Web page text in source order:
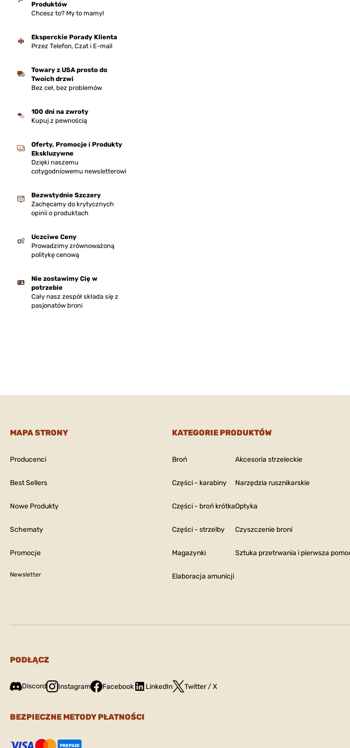
Produktów
Chcesz to? My to mamy!
Eksperckie Porady Klienta
Przez Telefon, Czat i E-mail
Towary z USA prosto do
Twoich drzwi
Bez ceł, bez problemów
100 dni na zwroty
Kupuj z pewnością
Oferty, Promocje i Produkty
Ekskluzywne
Dzięki naszemu
cotygodniowemu newsletterowi
Bezwstydnie Szczery
Zachęcamy do krytycznych
opinii o produktach
Uczciwe Ceny
Prowadzimy zrównoważoną
politykę cenową
Nie zostawimy Cię w
potrzebie
Cały nasz zespół składa się z
pasjonatów broni
MAPA STRONY
Producenci
Best Sellers
Nowe Produkty
Schematy
Promocje
Newsletter
KATEGORIE PRODUKTÓW
Broń
Części - karabiny
Części - broń krótka
Części - strzelby
Magazynki
Elaboracja amunicji
Akcesoria strzeleckie
Narzędzia rusznikarskie
Optyka
Czyszczenie broni
Sztuka przetrwania i pierwsza
PODŁĄCZ
Discord Instagram Facebook LinkedIn Twitter / X
BEZPIECZNE METODY PŁATNOŚCI